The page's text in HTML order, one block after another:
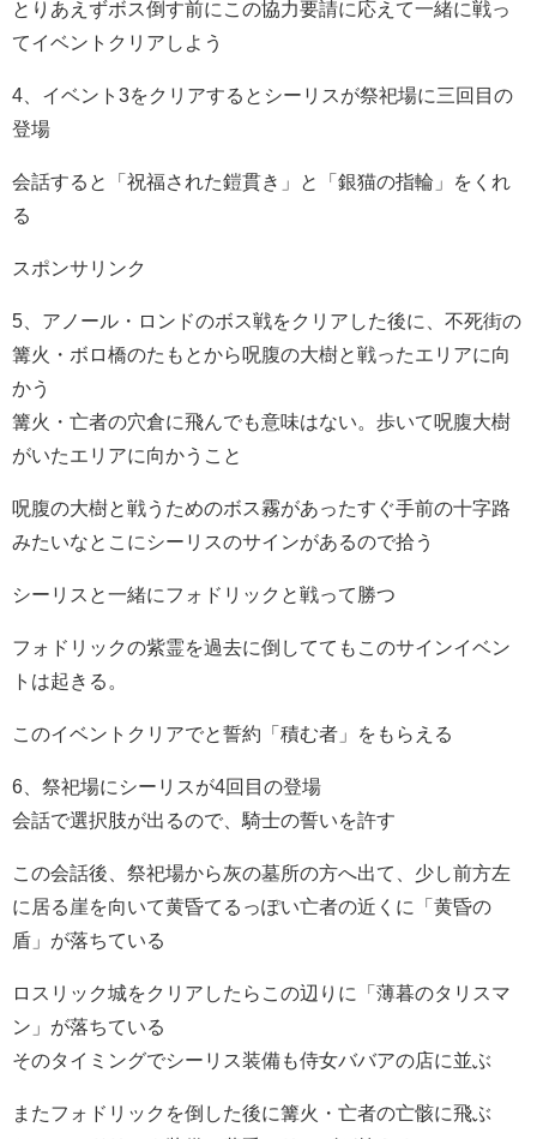
とりあえずボス倒す前にこの協力要請に応えて一緒に戦っ
てイベントクリアしよう
4、イベント3をクリアするとシーリスが祭祀場に三回目の
登場
会話すると「祝福された鎧貫き」と「銀猫の指輪」をくれ
る
スポンサリンク
5、アノール・ロンドのボス戦をクリアした後に、不死街の
篝火・ボロ橋のたもとから呪腹の大樹と戦ったエリアに向
かう
篝火・亡者の穴倉に飛んでも意味はない。歩いて呪腹大樹
がいたエリアに向かうこと
呪腹の大樹と戦うためのボス霧があったすぐ手前の十字路
みたいなとこにシーリスのサインがあるので拾う
シーリスと一緒にフォドリックと戦って勝つ
フォドリックの紫霊を過去に倒しててもこのサインイベン
トは起きる。
このイベントクリアでと誓約「積む者」をもらえる
6、祭祀場にシーリスが4回目の登場
会話で選択肢が出るので、騎士の誓いを許す
この会話後、祭祀場から灰の墓所の方へ出て、少し前方左
に居る崖を向いて黄昏てるっぽい亡者の近くに「黄昏の
盾」が落ちている
ロスリック城をクリアしたらこの辺りに「薄暮のタリスマ
ン」が落ちている
そのタイミングでシーリス装備も侍女ババアの店に並ぶ
またフォドリックを倒した後に篝火・亡者の亡骸に飛ぶ